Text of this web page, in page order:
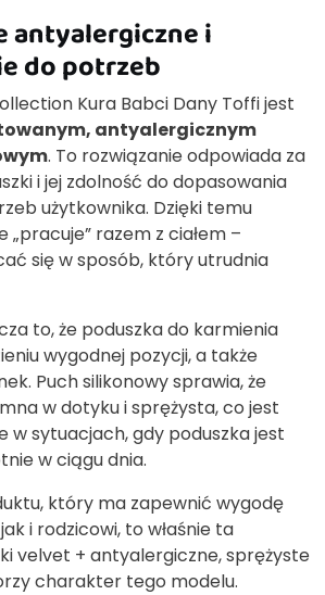
antyalergiczne i
do potrzeb
Kura Babci Dany Toffi jest
antyalergicznym
. To rozwiązanie odpowiada za
i jej zdolność do dopasowania
użytkownika. Dzięki temu
„pracuje” razem z ciałem –
się w sposób, który utrudnia
to, że poduszka do karmienia
wygodnej pozycji, a także
Puch silikonowy sprawia, że
w dotyku i sprężysta, co jest
w sytuacjach, gdy poduszka jest
w ciągu dnia.
który ma zapewnić wygodę
i rodzicowi, to właśnie ta
velvet + antyalergiczne, sprężyste
charakter tego modelu.